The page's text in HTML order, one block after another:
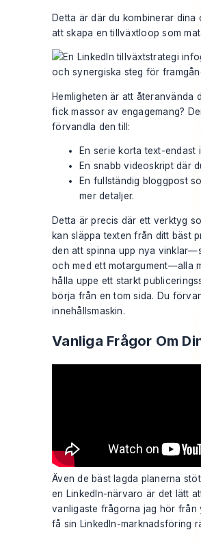
Detta är där du kombinerar
att skapa en tillväxtloop som
Hemligheten är att återanvända
fick massor av engagemang?
förvandla den till:
En serie korta text-
En snabb videoskript där
En fullständig bloggpost
mer detaljer.
Detta är precis där ett verktyg
kan släppa texten från ditt bäst
den att spinna upp nya
och med ett motargument—alla
hålla uppe ett starkt
börja från en tom sida. Du
innehållsmaskin.
Vanliga Frågor Om
Även de bäst lagda planerna
en LinkedIn-närvaro är det lätt
vanligaste frågorna jag hör
få sin LinkedIn-marknadsföring